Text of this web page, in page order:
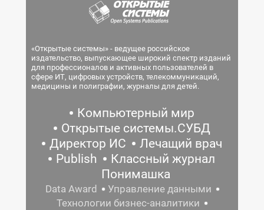
«Открытые системы» - ведущее российское
издательство, выпускающее широкий спектр изданий
для профессионалов и активных пользователей в
сфере ИТ, цифровых устройств, телекоммуникаций,
медицины и полиграфии, журналы для детей.
Компьютерный мир
Открытые системы.СУБД
Директор ИС
Лечащий врач
Publish
Классный журнал
Понимашка
Data Award
Управление данными
Технологии бизнес-аналитики